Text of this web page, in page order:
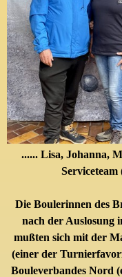
...... Lisa, Johanna,
Die Boulerinnen des
nach der Auslosung
mußten sich mit der
(einer der
Bouleverbandes Nord